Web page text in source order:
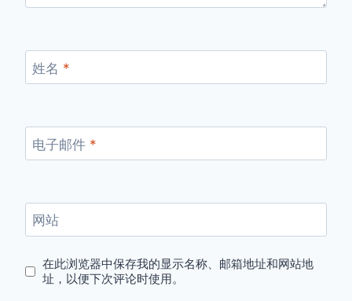
姓名 *
电子邮件 *
网站
在此浏览器中保存我的显示名称、邮箱地址和网站地
址，以便下次评论时使用。